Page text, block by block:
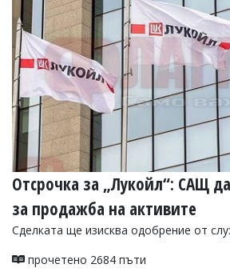
Отсрочка за „Лукойл“: САЩ
за продажба на активите
Сделката ще изисква одобрение от
прочетено 2684 пъти